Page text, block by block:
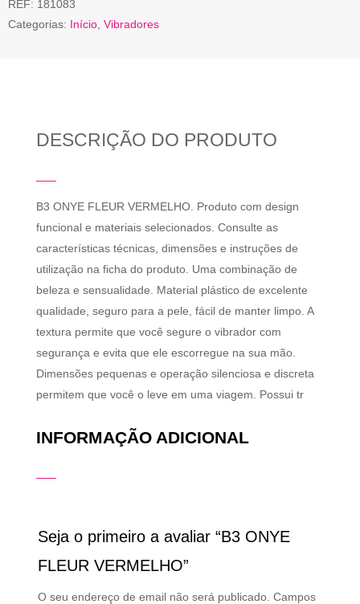
REF: 181083
Categorias: Início Vibradores
DESCRIÇÃO DO PRODUTO
B3 ONYE FLEUR VERMELHO. Produto com design
funcional e materiais selecionados. Consulte as
características técnicas, dimensões e instruções de
utilização na ficha do produto. Uma combinação de
beleza e sensualidade. Material plástico de excelente
qualidade, seguro para a pele, fácil de manter limpo. A
textura permite que você segure o vibrador com
segurança e evita que ele escorregue na sua mão.
Dimensões pequenas e operação silenciosa e discreta
permitem que você o leve em uma viagem. Possui tr
INFORMAÇÃO ADICIONAL
Seja o primeiro a avaliar “B3 ONYE
FLEUR VERMELHO”
O seu endereço de email não será publicado. Campos